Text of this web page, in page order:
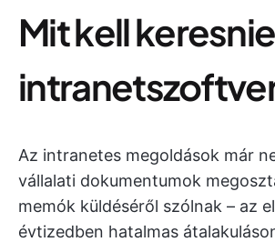
Mit kell
Az intranetes megoldások már
vállalati dokumentumok
memók küldéséről szólnak – az
évtizedben hatalmas